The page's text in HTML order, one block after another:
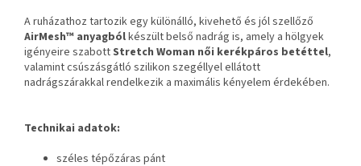
A ruházathoz tartozik egy különálló, kivehető és jól szellőző
AirMesh™ anyagbólkészült belső nadrág is, amely a hölgyek
igényeire szabottStretch Woman női kerékpáros betéttel,
valamint csúszásgátló szilikon szegéllyel ellátott
nadrágszárakkal rendelkezik a maximális kényelem érdekében.
Technikai adatok:
széles tépőzáras pánt